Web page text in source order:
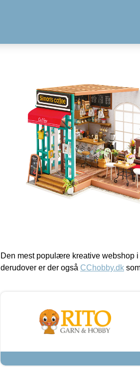
Den mest populære kreative webshop
derudover er der også CChobby.dk